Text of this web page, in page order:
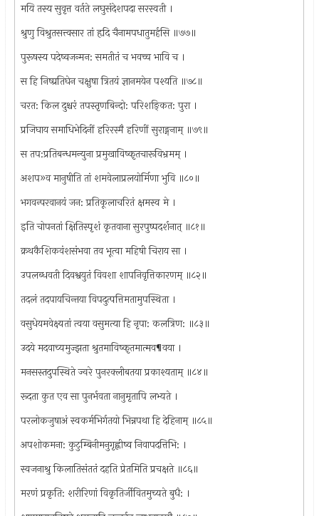
मयि तस्य सुवृत्त वर्तते लघुसंदेशपदा सरस्वती ।
श्रुणु विश्रुतसत्त्वसार तां हृदि चैनामपधातुमर्हसि ॥७७॥
पुरूषस्य पदेष्वजन्मन: समतीतं च भवच्च भावि च ।
स हि निष्प्रतिघेन चक्षुषा त्रितयं ज्ञानमयेन पश्यति ॥७८॥
चरत: किल दुश्चरं तपस्तृणबिन्दो: परिशङ्कित: पुरा ।
प्रजिघाय समाधिभेदिनीं हरिरस्मै हरिणीं सुराङ्गनाम् ॥७९॥
स तप:प्रतिबन्धमन्युना प्रमुखाविष्कृतचारूविभ्रमम् ।
अशप»व मानुषीति तां शमवेलाप्रलयोर्मिणा भुवि ॥८०॥
भगवन्परवानयं जन: प्रतिकूलाचरितं क्षमस्व मे ।
इति चोपनतां क्षितिस्पृशं कृतवाना सुरपुष्पदर्शनात् ॥८१॥
क्रथकैशिकवंशसंभवा तव भूत्वा महिषी चिराय सा ।
उपलब्धवती दिवश्वयुतं विवशा शापनिवृत्तिकारणम् ॥८२॥
तदलं तदपायचिन्तया विपदुत्पत्तिमतामुपस्थिता ।
वसुधेयमवेक्ष्यतां त्वया वसुमत्या हि नृपा: कलत्रिण: ॥८३॥
उदये मदवाच्यमुज्झता श्रुतमाविष्कृतमात्मव¶वया ।
मनसस्तदुपस्थिते ज्वरे पुनरक्लीबतया प्रकाश्यताम् ॥८४॥
रूदता कुत एव सा पुनर्भवता नानुमृतापि लभ्यते ।
परलोकजुषाअं स्वकर्मभिर्गतयो भिन्नपथा हि देहिनाम् ॥८५॥
अपशोकमना: कुटुम्बिनीमनुगृह्णीष्व निवापदत्तिभि: ।
स्वजनाश्रु किलातिसंततं दहति प्रेतमिति प्रचक्षते ॥८६॥
मरणं प्रकृति: शरीरिणां विकृतिर्जीवितमुच्यते बुधै: ।